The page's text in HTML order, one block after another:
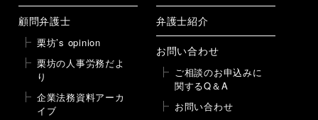
顧問弁護士
栗坊’s opinion
栗坊の人事労務だよ
り
企業法務資料アーカ
イブ
弁護士紹介
お問い合わせ
ご相談のお申込みに
関するQ＆A
お問い合わせ